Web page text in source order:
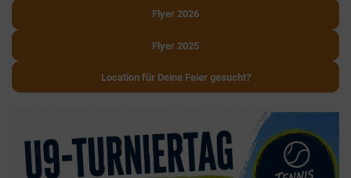
Flyer 2026
Flyer 2025
Location für Deine Feier gesucht?